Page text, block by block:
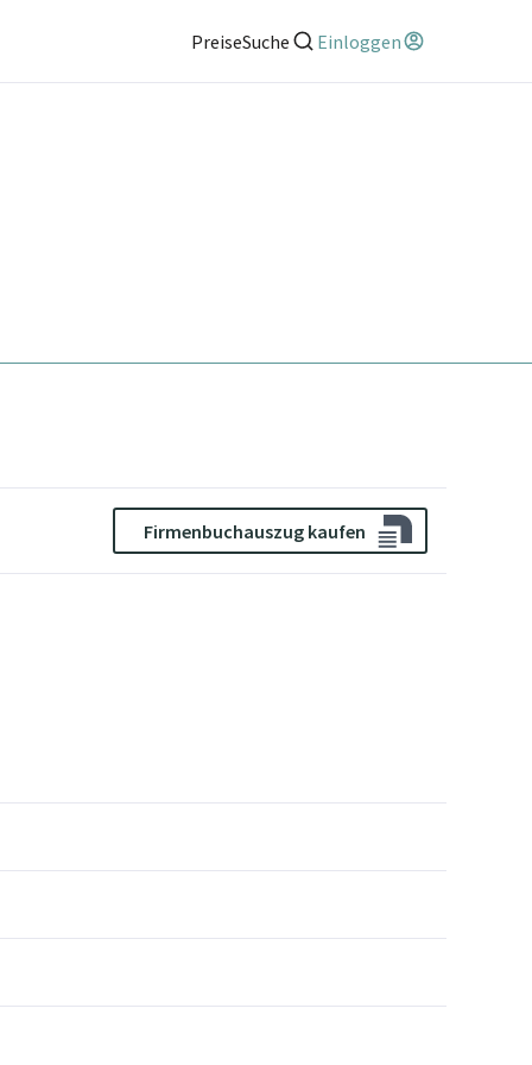
PreiseSuche Einloggen
Firmenbuchauszug kaufen